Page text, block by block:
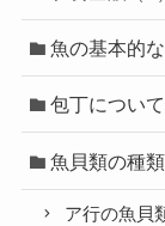
魚の基本的
包丁について
魚貝類の種
ア行の魚貝